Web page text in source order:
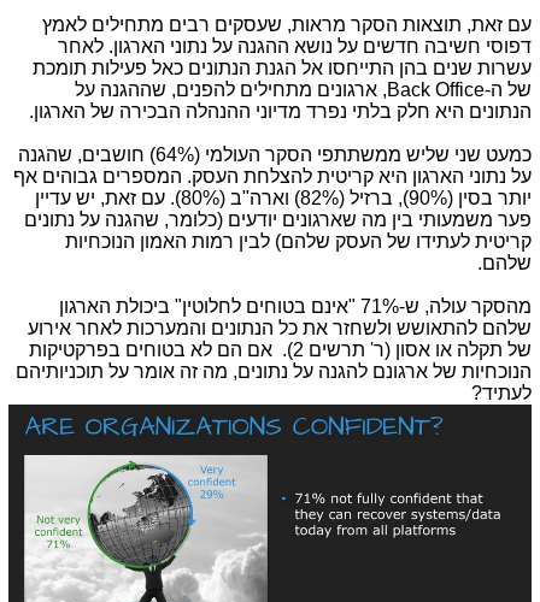
עם זאת, תוצאות הסקר מראות, שעסקים רבים מתחילים לאמץ
דפוסי חשיבה חדשים על נושא ההגנה על נתוני הארגון. לאחר
עשרות שנים בהן התייחסו אל הגנת הנתונים כאל פעילות תומכת
של ה-Back Office, ארגונים מתחילים להפנים, שההגנה על
הנתונים היא חלק בלתי נפרד מדיוני ההנהלה הבכירה של הארגון.
כמעט שני שליש ממשתתפי הסקר העולמי (64%) חושבים, שהגנה
על נתוני הארגון היא קריטית להצלחת העסק. המספרים גבוהים אף
יותר בסין (90%), ברזיל (82%) וארה"ב (80%). עם זאת, יש עדיין
פער משמעותי בין מה שארגונים יודעים (כלומר, שהגנה על נתונים
קריטית לעתידו של העסק שלהם) לבין רמות האמון הנוכחיות
שלהם.
מהסקר עולה, ש-71% "אינם בטוחים לחלוטין" ביכולת הארגון
שלהם להתאושש ולשחזר את כל הנתונים והמערכות לאחר אירוע
של תקלה או אסון (ר' תרשים 2). אם הם לא בטוחים בפרקטיקות
הנוכחיות של ארגונם להגנה על נתונים, מה זה אומר על תוכניותיהם
לעתיד?